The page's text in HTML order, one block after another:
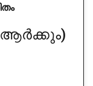
ആർക്കും)